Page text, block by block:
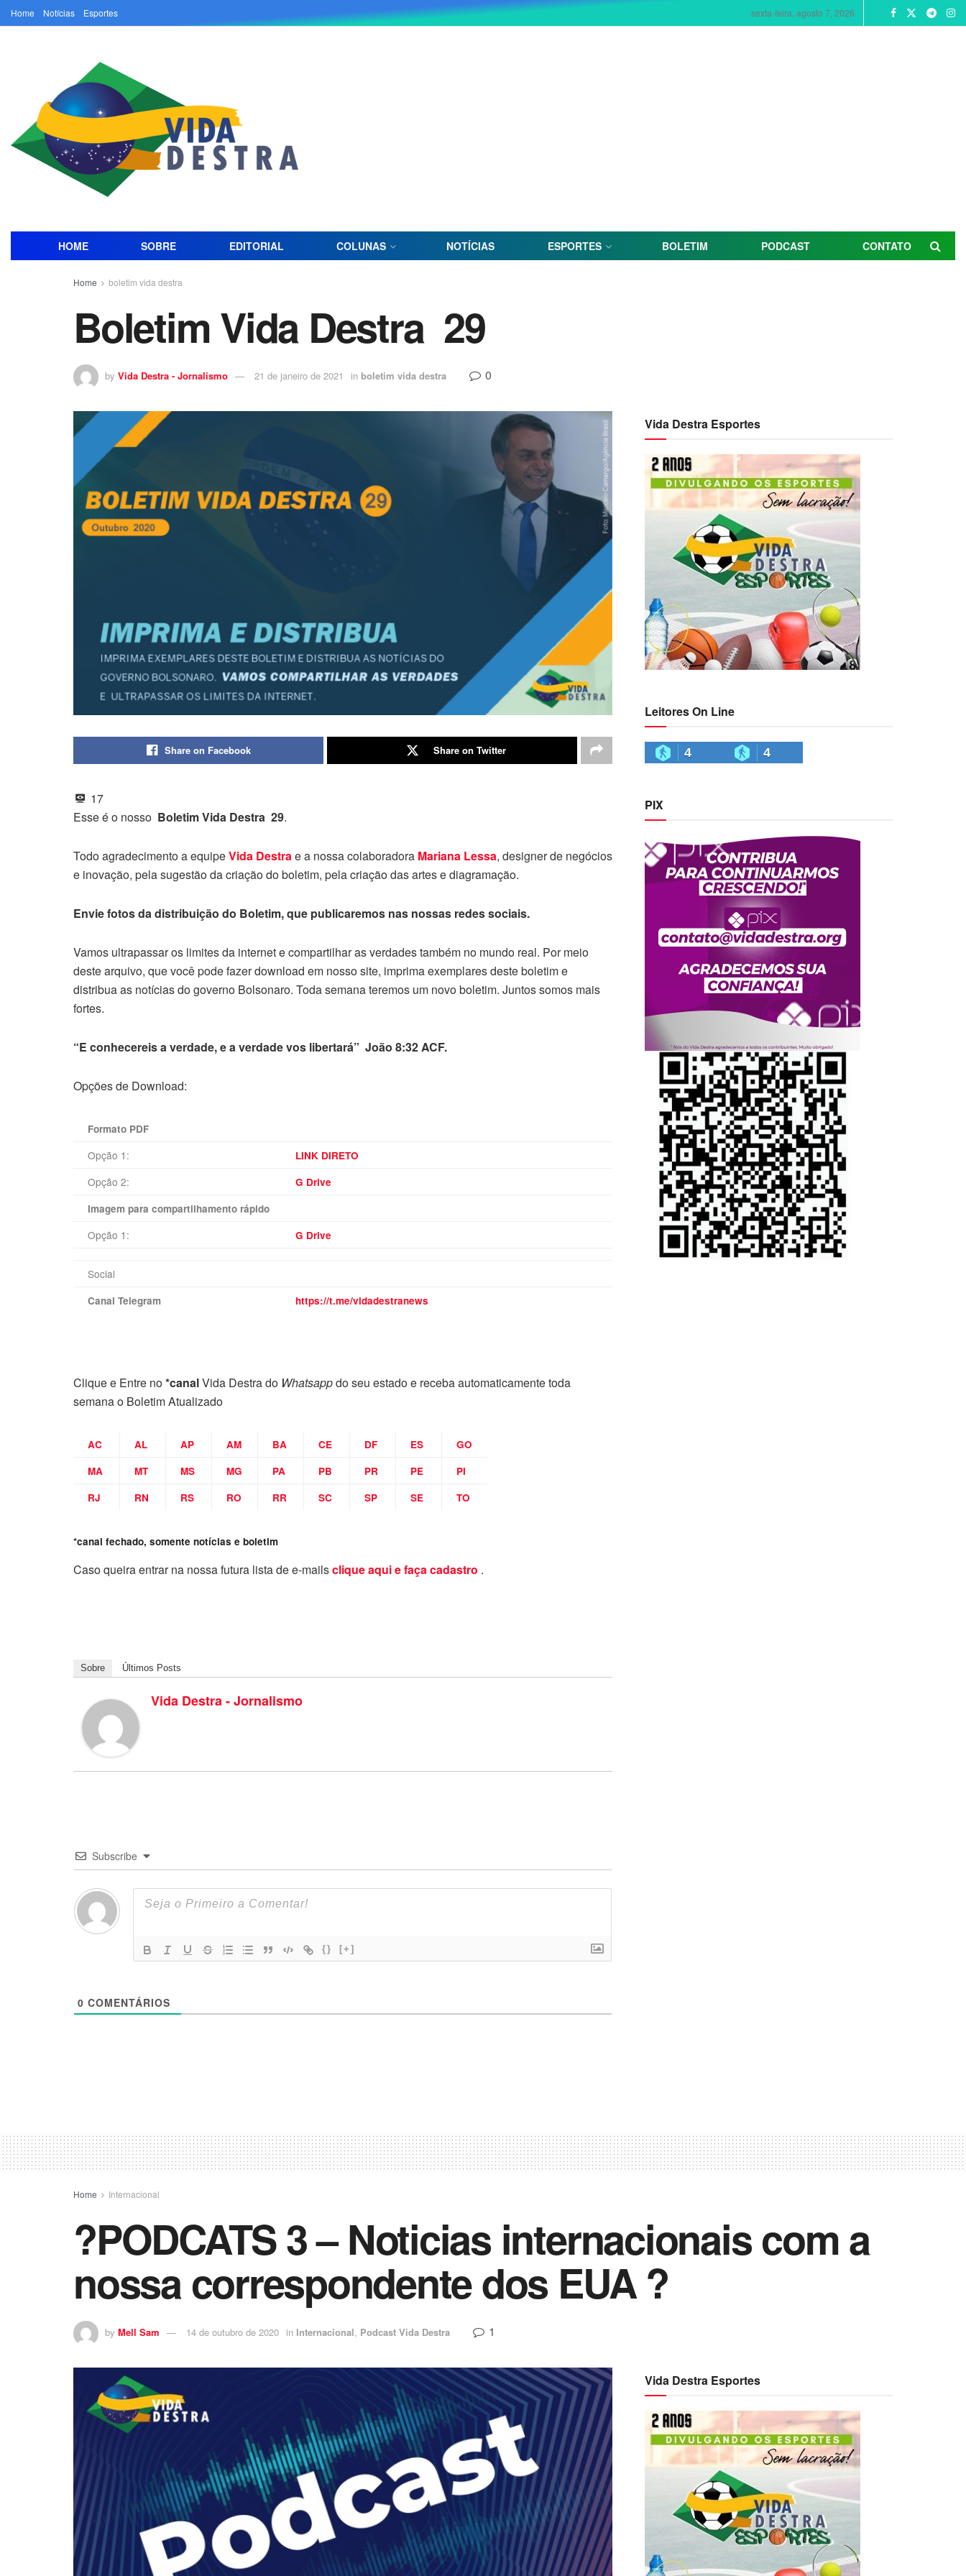
Home Notícias Esportes sexta-feira, agosto 7, 2026
HOME SOBRE EDITORIAL COLUNAS NOTÍCIAS ESPORTES BOLETIM PODCAST CONTATO
Home boletim vida destra
Boletim Vida Destra 29
by Vida Destra - Jornalismo 21 de janeiro de 2021 in boletim vida destra 0
Share on Facebook Share on Twitter
17
Esse é o nosso Boletim Vida Destra 29.
Todo agradecimento a equipeVida Destrae a nossa colaboradora Mariana Lessa, designer de negócios
e inovação, pela sugestão da criação do boletim, pela criação das artes e diagramação.
Envie fotos da distribuição do Boletim, que publicaremos nas nossas redes sociais.
Vamos ultrapassar os limites da internet e compartilhar as verdades também no mundo real. Por meio
deste arquivo, que você pode fazer download em nosso site, imprima exemplares deste boletim e
distribua as notícias do governo Bolsonaro. Toda semana teremos um novo boletim. Juntos somos mais
fortes.
“E conhecereis a verdade, e a verdade vos libertará” João 8:32 ACF.
Opções de Download:
Formato PDF
Opção 1: LINK DIRETO
Opção 2:
G Drive
Imagem para compartilhamento rápido
Opção 1: G Drive
Social
Canal Telegram https://t.me/vidadestranews
Clique e Entre no*canalVida Destra do Whatsappdo seu estado e receba automaticamente toda
semana o Boletim Atualizado
AC AL AP AM BA CE DF ES
GO
MA
MT MS MG PA PB PR PE
PI
RJ
RN RS RO RR SC SP SE TO
*canal fechado, somente notícias e boletim
Caso queira entrar na nossa futura lista de e-mailsclique aqui e faça cadastro .
Sobre Últimos Posts
Vida Destra - Jornalismo
Subscribe
{} [+]
0 COMENTÁRIOS
Vida Destra Esportes
Leitores On Line
4 4
PIX
Home Internacional
?PODCATS 3 – Noticias internacionais com a
nossa correspondente dos EUA ?
by Mell Sam 14 de outubro de 2020 in Internacional, Podcast Vida Destra 1
Vida Destra Esportes